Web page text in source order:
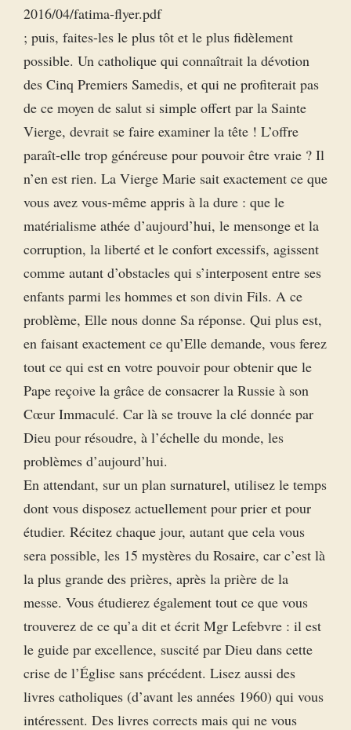
2016/​04/​fatima-flyer.​pdf
; puis, faites-les le plus tôt et le plus fidèlement
possible. Un catholique qui connaîtrait la dévotion
des Cinq Premiers Samedis, et qui ne profiterait pas
de ce moyen de salut si simple offert par la Sainte
Vierge, devrait se faire examiner la tête ! L’offre
paraît-elle trop généreuse pour pouvoir être vraie ? Il
n’en est rien. La Vierge Marie sait exactement ce que
vous avez vous-même appris à la dure : que le
matérialisme athée d’aujourd’hui, le mensonge et la
corruption, la liberté et le confort excessifs, agissent
comme autant d’obstacles qui s’interposent entre ses
enfants parmi les hommes et son divin Fils. A ce
problème, Elle nous donne Sa réponse. Qui plus est,
en faisant exactement ce qu’Elle demande, vous ferez
tout ce qui est en votre pouvoir pour obtenir que le
Pape reçoive la grâce de consacrer la Russie à son
Cœur Immaculé. Car là se trouve la clé donnée par
Dieu pour résoudre, à l’échelle du monde, les
problèmes d’aujourd’hui.
En attendant, sur un plan surnaturel, utilisez le temps
dont vous disposez actuellement pour prier et pour
étudier. Récitez chaque jour, autant que cela vous
sera possible, les 15 mystères du Rosaire, car c’est là
la plus grande des prières, après la prière de la
messe. Vous étudierez également tout ce que vous
trouverez de ce qu’a dit et écrit Mgr Lefebvre : il est
le guide par excellence, suscité par Dieu dans cette
crise de l’Église sans précédent. Lisez aussi des
livres catholiques (d’avant les années 1960) qui vous
intéressent. Des livres corrects mais qui ne vous